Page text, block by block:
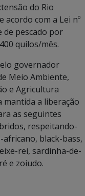
do Rio
acordo com a Lei nº
de pescado por
quilos/mês.
governador
Meio Ambiente,
e Agricultura
mantida a liberação
as seguintes
respeitando-
black-bass,
rei, sardinha-de-
e zoiudo.